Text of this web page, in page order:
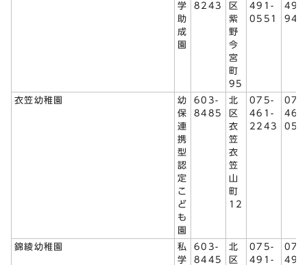
学
助
成
園
8243
区
紫
野
今
宮
町
95
491-
0551
衣笠幼稚園
幼
保
連
携
型
認
定
こ
ど
も
園
603-
8485
北
区
衣
笠
衣
笠
山
町
12
075-
461-
2243
錦綾幼稚園
私
学
603-
8445
北
区
075-
491-